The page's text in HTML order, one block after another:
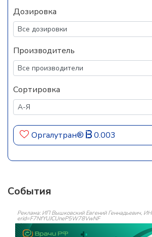
Дозировка
Производитель
Сортировка
Оргалутран® 0.003
События
Реклама: ИП Вышковский Евгений Геннадьевич,
erid=F7NfYUJCUneP5W78VwNF